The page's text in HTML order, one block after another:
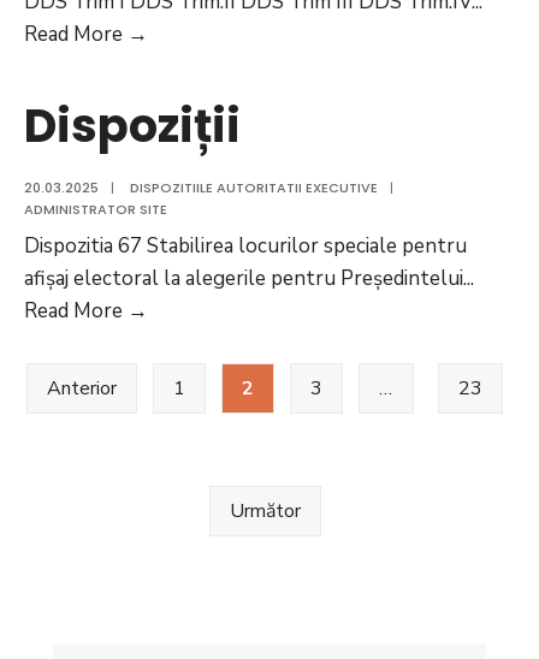
Read More →
DDS
II,
Trim
III,
Dispoziții
20.03.2025 | DISPOZITIILE AUTORITATII EXECUTIVE
|
ADMINISTRATOR SITE
Dispozitia 67 Stabilirea locurilor speciale pentru
afișaj electoral la alegerile pentru Președintelui...
Read More →
Paginație
Anterior 1 2 3 … 23
Următor